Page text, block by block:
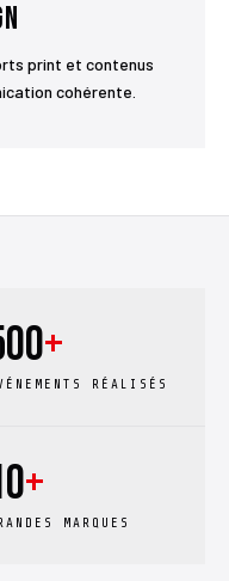
print et contenus
cohérente.
+
RÉALISÉS
+
MARQUES